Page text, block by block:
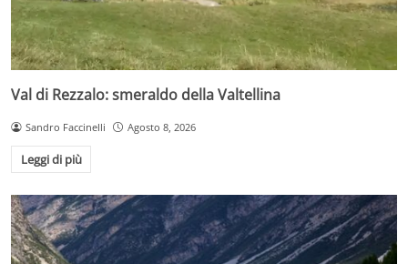
Val di Rezzalo: smeraldo della Valtellina
Sandro Faccinelli Agosto 8, 2026
Leggi di più